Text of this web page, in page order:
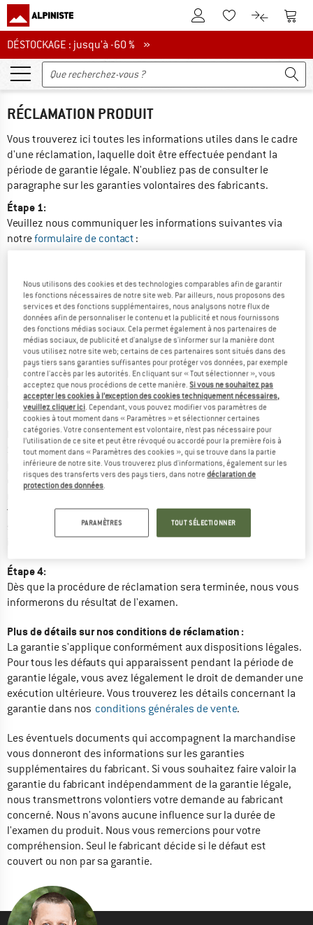
Vers le compte client
Vers la liste
Vers le
DÉSTOCKAGE : jusqu'à -60 %
DÉSTOCKAGE : jusqu'à -60 % »
RÉCLAMATION PRODUIT
Vous trouverez ici toutes les informations utiles dans le cadre
d'une réclamation, laquelle doit être effectuée pendant la
période de garantie légale. N'oubliez pas de consulter le
paragraphe sur les garanties volontaires des fabricants.
Étape 1:
Veuillez nous communiquer les informations suivantes via
notre formulaire de contact :
numéro de commande ou de facture ;
numéro d'article du produit défectueux ;
description du problème (Quel est le défaut exact ? Où se
trouve-t-il ? Quand l'avez-vous remarqué ? Limite-t-il
l'utilisation de l'article ?).
Étape 2:
Notre équipe en charge des réclamations vous contactera dans
les plus brefs délais et vous indiquera la marche à suivre.
Étape 3:
Si votre article doit être envoyé pour examen, la procédure peut
prendre un certain temps. Nous vous remercions pour votre
compréhension. Pour nous faciliter la tâche, merci de nous
textiles ou de chaussures. Bien entendu, vos droits de garantie
sont indépendants de la procédure de réclamation et restent
Étape 4:
Dès que la procédure de réclamation sera terminée, nous vous
informerons du résultat de l'examen.
Plus de détails sur nos conditions de réclamation :
La garantie s'applique conformément aux dispositions légales.
Pour tous les défauts qui apparaissent pendant la période de
garantie légale, vous avez légalement le droit de demander une
exécution ultérieure. Vous trouverez les détails concernant la
garantie dans nos conditions générales de vente.
Les éventuels documents qui accompagnent la marchandise
vous donneront des informations sur les garanties
supplémentaires du fabricant. Si vous souhaitez faire valoir la
garantie du fabricant indépendamment de la garantie légale,
nous transmettrons volontiers votre demande au fabricant
concerné. Nous n'avons aucune influence sur la durée de
l'examen du produit. Nous vous remercions pour votre
compréhension. Seul le fabricant décide si le défaut est
couvert ou non par sa garantie.
Nous utilisons des cookies et des technologies comparables afin de garantir
les fonctions nécessaires de notre site web. Par ailleurs, nous proposons des
services et des fonctions supplémentaires, nous analysons notre flux de
données afin de personnaliser le contenu et la publicité et nous fournissons
des fonctions médias sociaux. Cela permet également à nos partenaires de
médias sociaux, de publicité et d'analyse de s'informer sur la manière dont
vous utilisez notre site web; certains de ces partenaires sont situés dans des
pays tiers sans garanties suffisantes pour protéger vos données, par exemple
contre l'accès par les autorités. En cliquant sur « Tout sélectionner », vous
acceptez que nous procédions de cette manière.Si vous ne souhaitez pas
accepter les cookies à l’exception des cookies techniquement nécessaires,
veuillez cliquer ici. Cependant, vous pouvez modifier vos paramètres de
cookies à tout moment dans « Paramètres » et sélectionner certaines
catégories. Votre consentement est volontaire, n’est pas nécessaire pour
l’utilisation de ce site et peut être révoqué ou accordé pour la première fois à
tout moment dans « Paramètres des cookies », qui se trouve dans la partie
inférieure de notre site. Vous trouverez plus d'informations, également sur les
risques des transferts vers des pays tiers, dans notredéclaration de
protection des données.
PARAMÈTRES TOUT SÉLECTIONNER